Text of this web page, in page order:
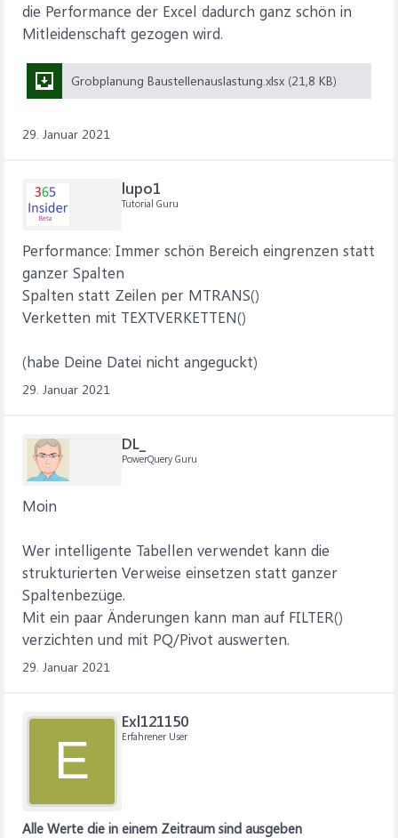
die Performance der Excel dadurch ganz schön in
Mitleidenschaft gezogen wird.
Grobplanung Baustellenauslastung.xlsx (21,8 KB)
29. Januar 2021
lupo1
Tutorial Guru
Performance: Immer schön Bereich eingrenzen statt
ganzer Spalten
Spalten statt Zeilen per MTRANS()
Verketten mit TEXTVERKETTEN()
(habe Deine Datei nicht angeguckt)
29. Januar 2021
DL_
PowerQuery Guru
Moin
Wer intelligente Tabellen verwendet kann die
strukturierten Verweise einsetzen statt ganzer
Spaltenbezüge.
Mit ein paar Änderungen kann man auf FILTER()
verzichten und mit PQ/Pivot auswerten.
29. Januar 2021
E
Exl121150
Erfahrener User
Alle Werte die in einem Zeitraum sind ausgeben